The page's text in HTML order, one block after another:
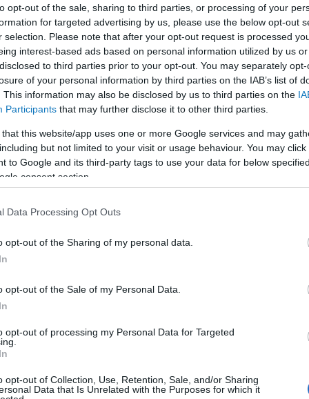
opt-out of the sale, sharing to third parties, or processing of your
for targeted advertising by us, please use the below opt-out
selection. Please note that after your opt-out request is processed
interest-based ads based on personal information utilized by us
to third parties prior to your opt-out. You may separately
of your personal information by third parties on the IAB’s list of
This information may also be disclosed by us to third parties on the
Participants that may further disclose it to other third parties.
that this website/app uses one or more Google services and may
but not limited to your visit or usage behaviour. You may
to Google and its third-party tags to use your data for below
consent section.
Data Processing Opt Outs
opt-out of the Sharing of my personal data.
opt-out of the Sale of my Personal Data.
opt-out of processing my Personal Data for Targeted
opt-out of Collection, Use, Retention, Sale, and/or Sharing
Data that Is Unrelated with the Purposes for which it
csúcstalálkozó
példaképei
BY:BEKE BALÁZS GÁBOR 2025. OKT 29.
Az elmúlt bő két hétben Magyarországon és
a világ más pontjain a nyilvánosságot egy
potenciális amerikai-orosz, majd később egy
amerikai-orosz-ukrán csúcstalálkozó
amerikai elnök és Putyin egyaránt
Budapestet nevezték meg. Az esetleges
békekötés és a…